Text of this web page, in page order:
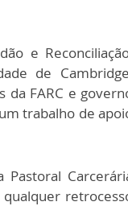
e
de
FARC e
trabalho de